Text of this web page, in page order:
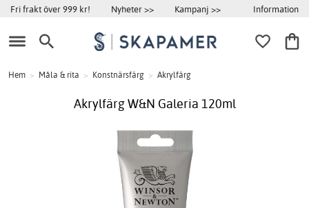
Fri frakt över 999 kr! Nyheter >> Kampanj >> Information
Hem > Måla & rita > Konstnärsfärg > Akrylfärg
Akrylfärg W&N Galeria 120ml